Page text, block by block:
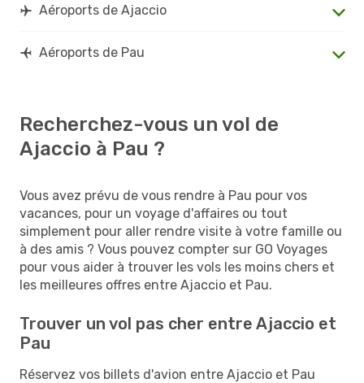
Aéroports de Ajaccio
Aéroports de Pau
Recherchez-vous un vol de
Ajaccio à Pau ?
Vous avez prévu de vous rendre à Pau pour vos
vacances, pour un voyage d'affaires ou tout
simplement pour aller rendre visite à votre famille ou
à des amis ? Vous pouvez compter sur GO Voyages
pour vous aider à trouver les vols les moins chers et
les meilleures offres entre Ajaccio et Pau.
Trouver un vol pas cher entre Ajaccio et
Pau
Réservez vos billets d'avion entre Ajaccio et Pau